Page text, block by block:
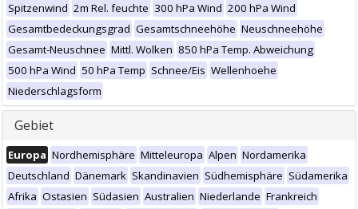
Spitzenwind 2m Rel. feuchte 300 hPa Wind 200 hPa Wind
Gesamtbedeckungsgrad Gesamtschneehöhe Neuschneehöhe
Gesamt-Neuschnee Mittl. Wolken 850 hPa Temp. Abweichung
500 hPa Wind 50 hPa Temp Schnee/Eis Wellenhoehe
Niederschlagsform
Gebiet
Europa Nordhemisphäre Mitteleuropa Alpen Nordamerika
Deutschland Dänemark Skandinavien Südhemisphäre Südamerika
Afrika Ostasien Südasien Australien Niederlande Frankreich